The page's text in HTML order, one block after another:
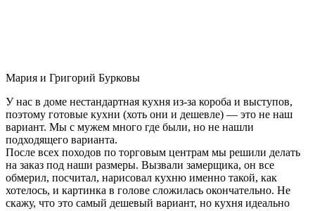
Мария и Григорий Бурковы
У нас в доме нестандартная кухня из-за короба и выступов,
поэтому готовые кухни (хоть они и дешевле) — это не наш
вариант. Мы с мужем много где были, но не нашли
подходящего варианта.
После всех походов по торговым центрам мы решили делать
на заказ под наши размеры. Вызвали замерщика, он все
обмерил, посчитал, нарисовал кухню именно такой, как
хотелось, и картинка в голове сложилась окончательно. Не
скажу, что это самый дешевый вариант, но кухня идеально